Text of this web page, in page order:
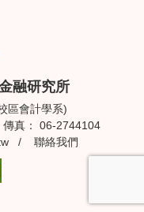
融研究所
區會計學系)
真： 06-2744104
/ 聯絡我們